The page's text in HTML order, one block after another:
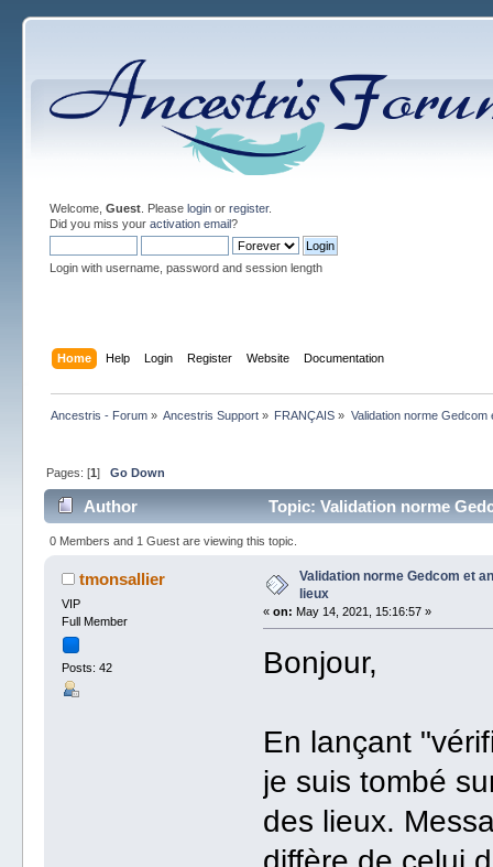
Welcome, Guest. Please loginor register.
Did you miss your activation email?
Login with username, password and session length
Home Help Login Register Website Documentation
Ancestris - Forum» Ancestris Support » FRANÇAIS » Validation norme
Pages: [1] Go Down
Author Topic: Validation norme
0 Members and 1 Guest are viewing this topic.
tmonsallier
VIP
Full Member
Posts: 42
Validation norme Gedcom et
lieux
«on: May 14, 2021, 15:16:57 »
Bonjour,
En lançant
je suis tombé
des lieux.